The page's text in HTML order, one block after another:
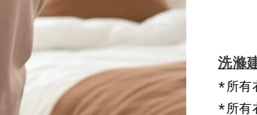
洗滌
*所有
*所有